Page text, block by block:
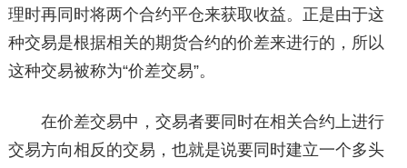
理时再同时将两个合约平仓来获取收益。正是由于这
种交易是根据相关的期货合约的价差来进行的，所以
这种交易被称为“价差交易”。
在价差交易中，交易者要同时在相关合约上进行
交易方向相反的交易，也就是说要同时建立一个多头